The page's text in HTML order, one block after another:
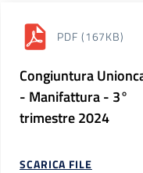
PDF (167KB)
Congiuntura
- Manifattura - 3°
trimestre 2024
SCARICA FILE